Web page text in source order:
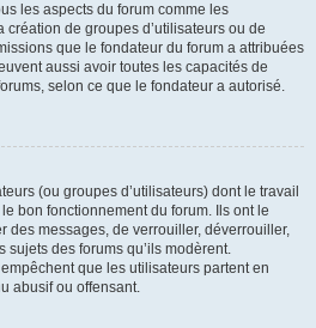
les aspects du forum comme les
de groupes d’utilisateurs ou de
que le fondateur du forum a attribuées
aussi avoir toutes les capacités de
selon ce que le fondateur a autorisé.
(ou groupes d’utilisateurs) dont le travail
bon fonctionnement du forum. Ils ont le
des messages, de verrouiller, déverrouiller,
des forums qu’ils modèrent.
que les utilisateurs partent en
abusif ou offensant.